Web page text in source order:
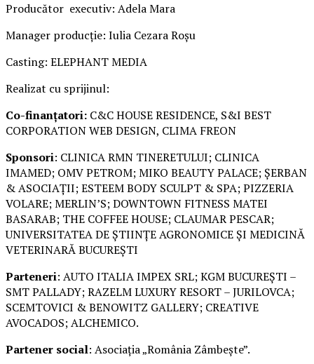
Producător executiv: Adela Mara
Manager producție: Iulia Cezara Roșu
Casting: ELEPHANT MEDIA
Realizat cu sprijinul:
Co-finanțatori: C&C HOUSE RESIDENCE, S&I BEST
CORPORATION WEB DESIGN, CLIMA FREON
Sponsori: CLINICA RMN TINERETULUI; CLINICA
IMAMED; OMV PETROM; MIKO BEAUTY PALACE; ȘERBAN
& ASOCIAȚII; ESTEEM BODY SCULPT & SPA; PIZZERIA
VOLARE; MERLIN’S; DOWNTOWN FITNESS MATEI
BASARAB; THE COFFEE HOUSE; CLAUMAR PESCAR;
UNIVERSITATEA DE ȘTIINȚE AGRONOMICE ȘI MEDICINĂ
VETERINARĂ BUCUREȘTI
Parteneri: AUTO ITALIA IMPEX SRL; KGM BUCUREȘTI –
SMT PALLADY; RAZELM LUXURY RESORT – JURILOVCA;
SCEMTOVICI & BENOWITZ GALLERY; CREATIVE
AVOCADOS; ALCHEMICO.
Partener social: Asociația „România Zâmbește”.